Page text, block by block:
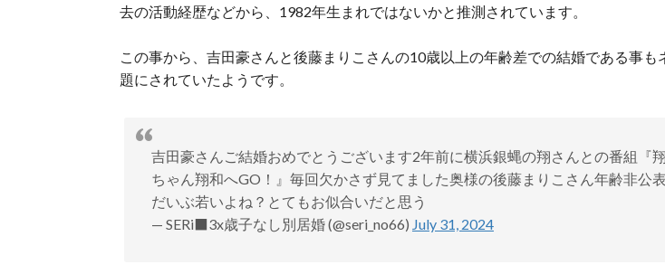
去の活動経歴などから、1982年生まれではないかと推測されています。
この事から、吉田豪さんと後藤まりこさんの10歳以上の年齢差での結婚である事も
題にされていたようです。
吉田豪さんご結婚おめでとうございます2年前に横浜銀蝿の翔さんとの番組『
ちゃん翔和へGO！』毎回欠かさず見てました奥様の後藤まりこさん年齢非公
だいぶ若いよね？とてもお似合いだと思う
— SERi‍⬛3x歳子なし別居婚 (@seri_no66) July 31, 2024